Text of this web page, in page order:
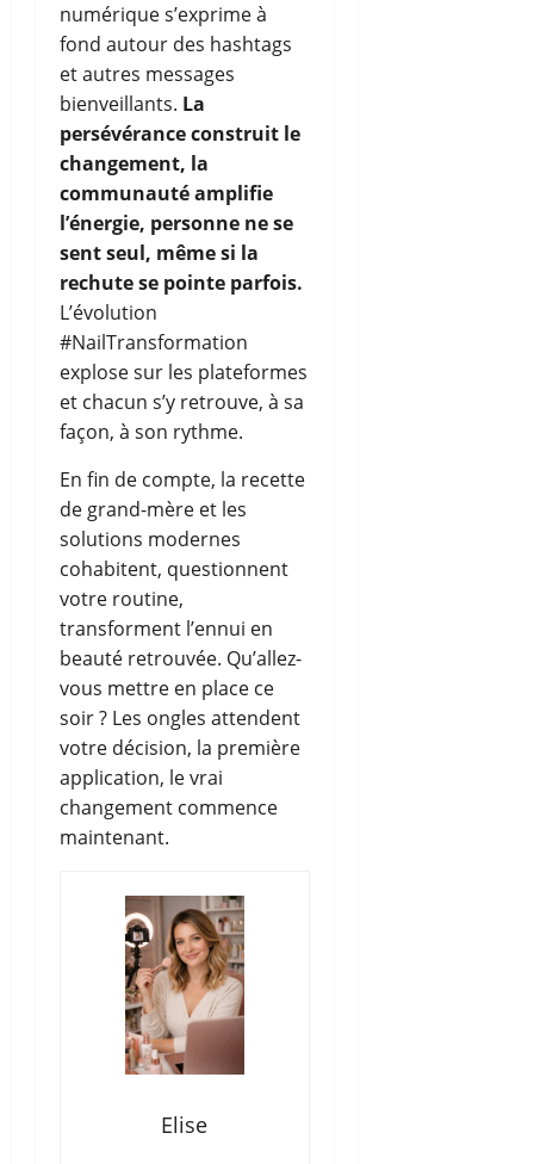
numérique s’exprime à
fond autour des hashtags
et autres messages
bienveillants. La
persévérance construit le
changement, la
communauté amplifie
l’énergie, personne ne se
sent seul, même si la
rechute se pointe parfois.
L’évolution
#NailTransformation
explose sur les plateformes
et chacun s’y retrouve, à sa
façon, à son rythme.
En fin de compte, la recette
de grand-mère et les
solutions modernes
cohabitent, questionnent
votre routine,
transforment l’ennui en
beauté retrouvée. Qu’allez-
vous mettre en place ce
soir ? Les ongles attendent
votre décision, la première
application, le vrai
changement commence
maintenant.
Elise